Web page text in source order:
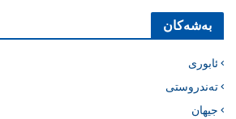
بەشەکان
ئابوری
تەندروستی
جیهان